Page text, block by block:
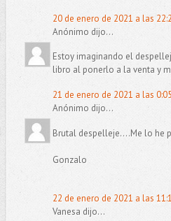
20 de enero de 2021 a las
Anónimo dijo...
Estoy imaginando el
libro al ponerlo a la venta y
21 de enero de 2021 a las 0:05
Anónimo dijo...
Brutal despelleje....Me lo he
Gonzalo
22 de enero de 2021 a las
Vanesa dijo...